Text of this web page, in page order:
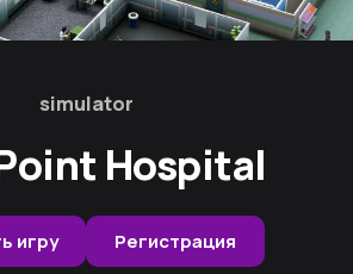
simulator
Hospital
игру Регистрация